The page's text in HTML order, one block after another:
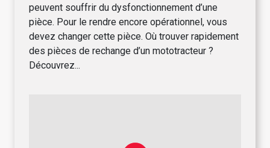
peuvent souffrir du dysfonctionnement d’une
pièce. Pour le rendre encore opérationnel, vous
devez changer cette pièce. Où trouver rapidement
des pièces de rechange d’un mototracteur ?
Découvrez...